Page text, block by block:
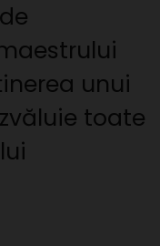
unui
toate